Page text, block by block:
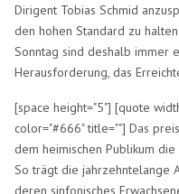
Dirigent Tobias Schmid
den hohen Standard zu
Sonntag sind deshalb immer
Herausforderung, das
[space height="5"] [quote
color="#666" title=""] Das
dem heimischen Publikum
So trägt die jahrzehntelange
deren sinfonisches